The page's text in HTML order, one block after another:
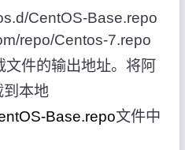
CentOS-Base.repo
repo/Centos-7.repo
件的输出地址。将阿
本地
Base.repo文件中